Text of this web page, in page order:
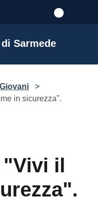
Sarmede
Giovani
>
in sicurezza".
il